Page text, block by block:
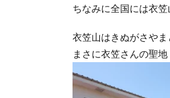
ちなみに全国には衣
衣笠山はきぬがさや
まさに衣笠さんの聖地